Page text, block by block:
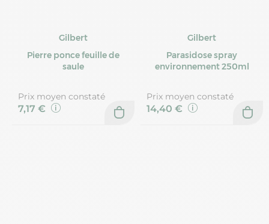
Gilbert
Pierre ponce feuille de
saule
Prix moyen constaté
7,17 €
Gilbert
Parasidose spray
environnement 250ml
Prix moyen constaté
14,40 €